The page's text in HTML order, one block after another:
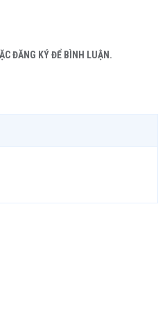
ĐĂNG KÝ ĐỂ BÌNH LUẬN.